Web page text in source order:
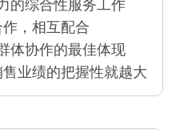
的综合性服务工作
，相互配合
体协作的最佳体现
业绩的把握性就越大